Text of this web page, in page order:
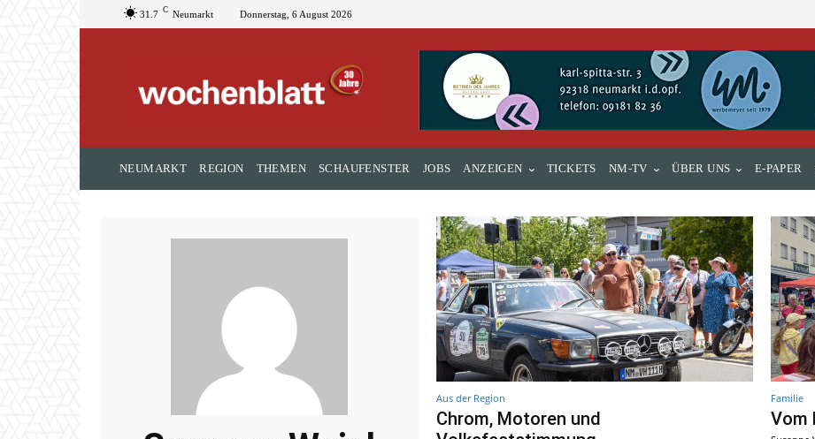
31.7 C Neumarkt Donnerstag, 6 August 2026
NEUMARKT REGION THEMEN SCHAUFENSTER JOBS ANZEIGEN TICKETS NM-TV ÜBER UNS E-PAPER
Aus der Region
Chrom, Motoren und
Familie
Vom